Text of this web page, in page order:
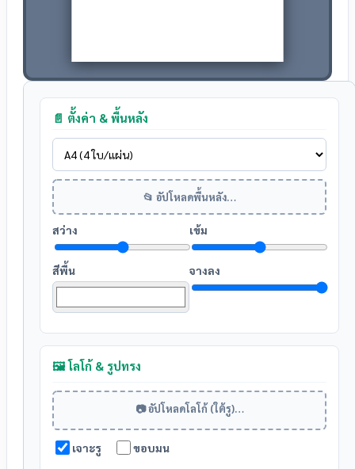
📄 ตั้งค่า & พื้นหลัง
📂 อัปโหลดพื้นหลัง…
สว่าง เข้ม
สีพื้น จางลง
🖼️ โลโก้ & รูปทรง
📷 อัปโหลดโลโก้ (ใต้รู)…
เจาะรู ขอบมน